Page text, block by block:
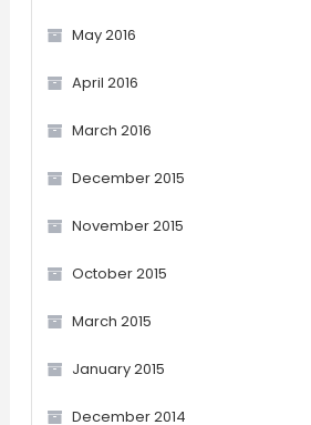
May 2016
April 2016
March 2016
December 2015
November 2015
October 2015
March 2015
January 2015
December 2014